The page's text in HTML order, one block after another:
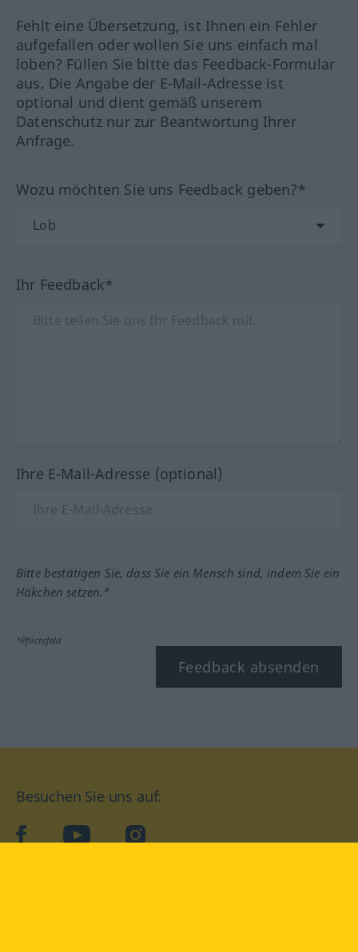
Fehlt eine Übersetzung, ist Ihnen ein Fehler
aufgefallen oder wollen Sie uns einfach mal
loben? Füllen Sie bitte das Feedback-Formular
aus. Die Angabe der E-Mail-Adresse ist
optional und dient gemäß unserem
Datenschutz nur zur Beantwortung Ihrer
Anfrage.
Wozu möchten Sie uns Feedback geben?*
Ihr Feedback*
Ihre E-Mail-Adresse (optional)
Bitte bestätigen Sie, dass Sie ein Mensch sind, indem Sie ein
Häkchen setzen.*
*Pflichtfeld
Feedback absenden
Besuchen Sie uns auf:
facebookYouTube Instagram